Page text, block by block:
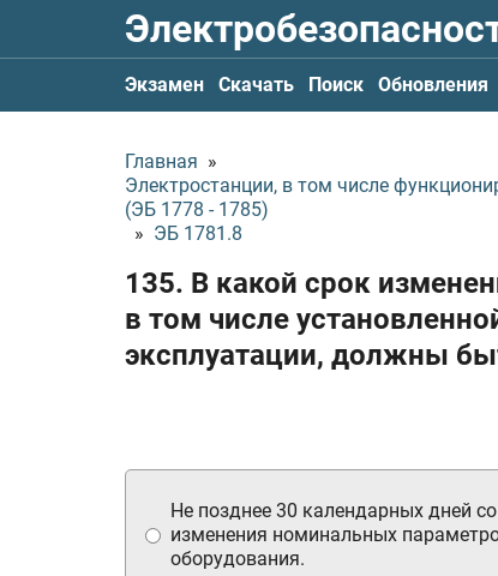
Экзамен Скачать Поиск Обновления
Главная »
Электростанции, в том числе
(ЭБ 1778 - 1785)
» ЭБ 1781.8
135. В какой срок
в том числе
эксплуатации, должны
Не позднее 30 календарных дней
изменения номинальных
оборудования.